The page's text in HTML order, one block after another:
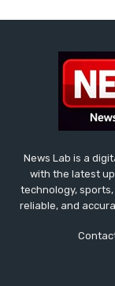
News Lab is a
with the latest
technology,
reliable, and